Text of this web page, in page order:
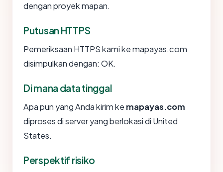
dengan proyek mapan.
Putusan HTTPS
Pemeriksaan HTTPS kami ke mapayas.com
disimpulkan dengan: OK.
Di mana data tinggal
Apa pun yang Anda kirim ke mapayas.com
diproses di server yang berlokasi di United
States.
Perspektif risiko